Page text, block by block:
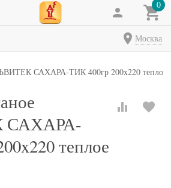
0
Москва
САХАРА-ТИК 400гр 200x220 теплое
САХАРА-
теплое